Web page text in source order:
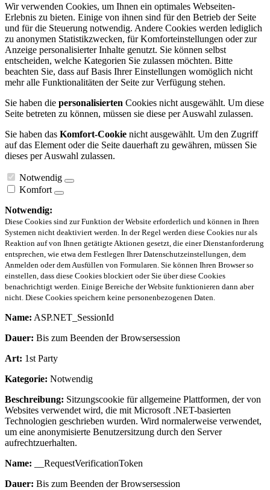
Wir verwenden Cookies, um Ihnen ein optimales Webseiten-
Erlebnis zu bieten. Einige von ihnen sind für den Betrieb der Seite
und für die Steuerung notwendig. Andere Cookies werden lediglich
zu anonymen Statistikzwecken, für Komforteinstellungen oder zur
Anzeige personalisierter Inhalte genutzt. Sie können selbst
entscheiden, welche Kategorien Sie zulassen möchten. Bitte
beachten Sie, dass auf Basis Ihrer Einstellungen womöglich nicht
mehr alle Funktionalitäten der Seite zur Verfügung stehen.
Sie haben die personalisierten Cookies nicht ausgewählt. Um diese
Seite betreten zu können, müssen sie diese per Auswahl zulassen.
Sie haben das Komfort-Cookie nicht ausgewählt. Um den Zugriff
auf das Element oder die Seite dauerhaft zu gewähren, müssen Sie
dieses per Auswahl zulassen.
Notwendig
Komfort
Notwendig:
Diese Cookies sind zur Funktion der Website erforderlich und können in Ihren
Systemen nicht deaktiviert werden. In der Regel werden diese Cookies nur als
Reaktion auf von Ihnen getätigte Aktionen gesetzt, die einer Dienstanforderung
entsprechen, wie etwa dem Festlegen Ihrer Datenschutzeinstellungen, dem
Anmelden oder dem Ausfüllen von Formularen. Sie können Ihren Browser so
einstellen, dass diese Cookies blockiert oder Sie über diese Cookies
benachrichtigt werden. Einige Bereiche der Website funktionieren dann aber
nicht. Diese Cookies speichern keine personenbezogenen Daten.
Name: ASP.NET_SessionId
Dauer: Bis zum Beenden der Browsersession
Art: 1st Party
Kategorie: Notwendig
Beschreibung: Sitzungscookie für allgemeine Plattformen, der von
Websites verwendet wird, die mit Microsoft .NET-basierten
Technologien geschrieben wurden. Wird normalerweise verwendet,
um eine anonymisierte Benutzersitzung durch den Server
aufrechtzuerhalten.
Name: __RequestVerificationToken
Dauer: Bis zum Beenden der Browsersession